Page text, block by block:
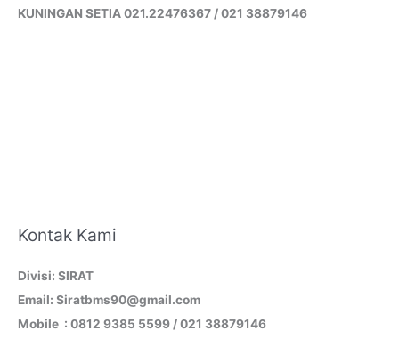
KUNINGAN SETIA 021.22476367 / 021 38879146
Kontak Kami
Divisi: SIRAT
Email: Siratbms90@gmail.com
Mobile : 0812 9385 5599 / 021 38879146